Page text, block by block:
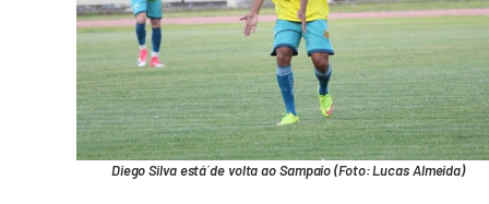
Diego Silva está´de volta ao Sampaio (Foto: Lucas Almeida)